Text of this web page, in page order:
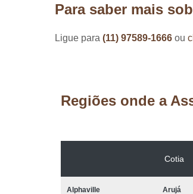
Para saber mais
Ligue para (11) 97589-1666 ou
Regiões onde a
Cotia
Alphaville Arujá